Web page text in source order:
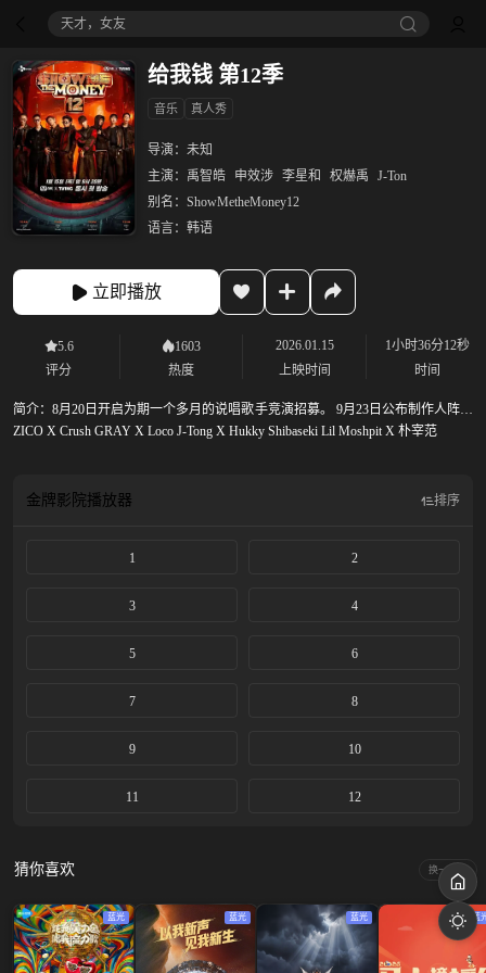
天才，女友
给我钱 第12季
音乐 真人秀
导演： 未知
主演： 禹智皓 申效涉 李星和 权爀禹
J-Ton
别名： ShowMetheMoney12
语言： 韩语
立即播放
5.6
评分
1603
热度
2026.01.15
上映时间
1小时36分12秒
时间
简介：8月20日开启为期一个多月的说唱歌手竞演招募。 9月23日公布制作人阵容
ZICO X Crush GRAY X Loco J-Tong X Hukky Shibaseki Lil Moshpit X 朴宰范
金牌影院播放器 排序
1 2
3 4
5 6
7 8
9 10
11 12
猜你喜欢 换一换
蓝光 蓝光 蓝光 蓝